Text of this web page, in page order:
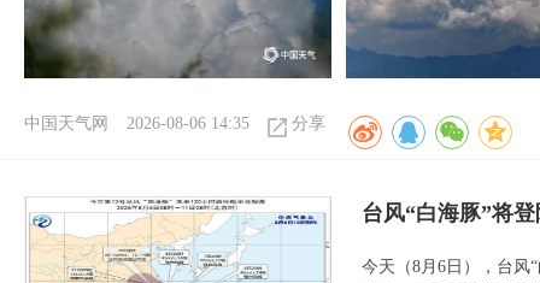
中国天气网 2026-08-06 14:35 分享
台风“白海豚”将
今天（8月6日），台风